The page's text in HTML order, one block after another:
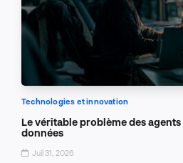
Technologies et innovation
Le véritable problème des
données
Juil 31, 2026